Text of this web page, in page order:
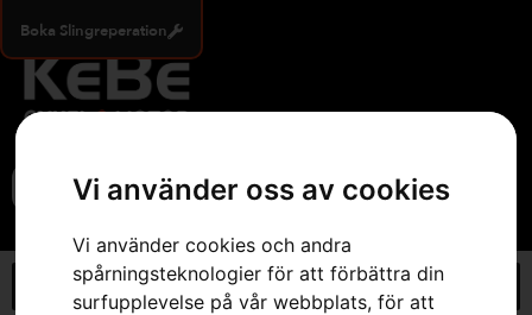
Vi använder oss av cookies
Vi använder cookies och andra
spårningsteknologier för att förbättra din
surfupplevelse på vår webbplats, för att
Boka Slingreperation
0